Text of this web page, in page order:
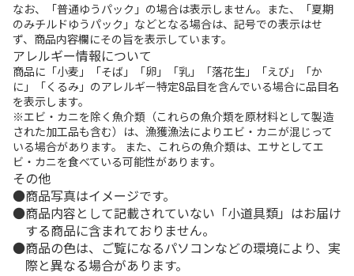
なお、「普通ゆうパック」の場合は表示しません。また、「夏期
のみチルドゆうパック」などとなる場合は、記号での表示はせ
ず、商品内容欄にその旨を表示しています。
アレルギー情報について
商品に「小麦」「そば」「卵」「乳」「落花生」「えび」「か
に」「くるみ」のアレルギー特定8品目を含んでいる場合に品目名
を表示します。
※エビ・カニを除く魚介類（これらの魚介類を原材料として製造
された加工品も含む）は、漁獲漁法によりエビ・カニが混じって
いる場合があります。 また、これらの魚介類は、エサとしてエ
ビ・カニを食べている可能性があります。
その他
商品写真はイメージです。
商品内容として記載されていない「小道具類」はお届け
する商品に含まれておりません。
商品の色は、ご覧になるパソコンなどの環境により、実
際と異なる場合があります。